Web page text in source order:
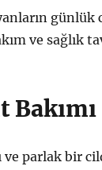
günlük
ve sağlık
Bakımı
ve parlak bir